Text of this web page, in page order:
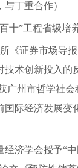
与丁重合作）
十”工程省级培
《证券市场导
术创新投入的
广州市哲学社
国际经济发展变
经济学会授予“